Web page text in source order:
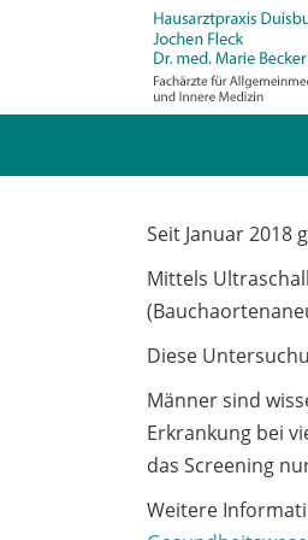
Seit Januar 2018
Mittels
Diese
Männer sind
Erkrankung bei
das Screening
Weitere